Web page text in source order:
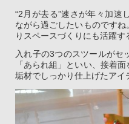
“2月が去る”速さが年々加速
ながら過ごしたいものです
りスペースづくりにも活躍す
入れ子の3つのスツールがセ
「あられ組」といい、接着
垢材でしっかり仕上げたアイ